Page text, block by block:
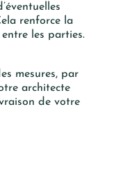
renforce la
les parties.
mesures, par
architecte
de votre